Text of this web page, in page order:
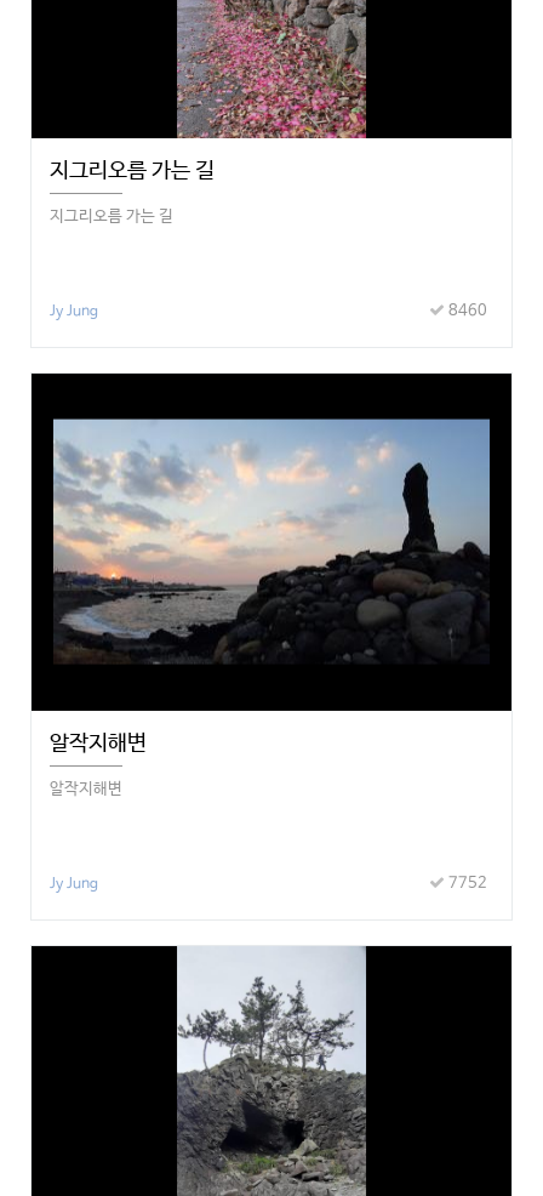
지그리오름 가는 길
지그리오름 가는 길
Jy Jung 8460
알작지해변
알작지해변
Jy Jung 7752